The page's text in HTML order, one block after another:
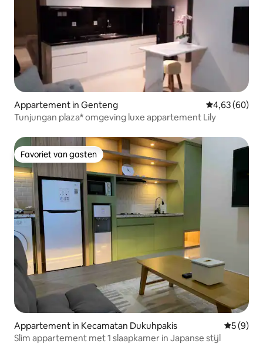
Appartement in Genteng Gemiddelde
4,63 (60)
Tunjungan plaza* omgeving luxe appartement Lily
Favoriet van gasten
Favoriet van gasten
Appartement in Kecamatan Dukuhpakis
5 (9)
Slim appartement met 1 slaapkamer in Japanse stijl